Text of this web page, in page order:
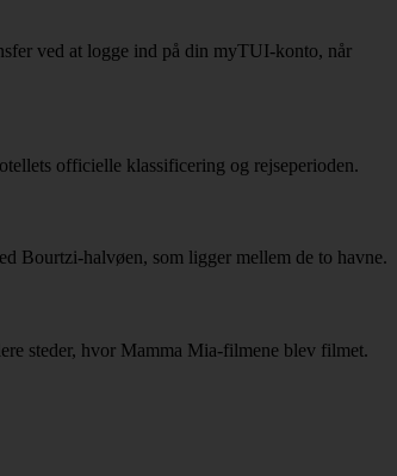
ved at logge ind på din myTUI-konto, når
officielle klassificering og rejseperioden.
Bourtzi-halvøen, som ligger mellem de to havne.
steder, hvor Mamma Mia-filmene blev filmet.